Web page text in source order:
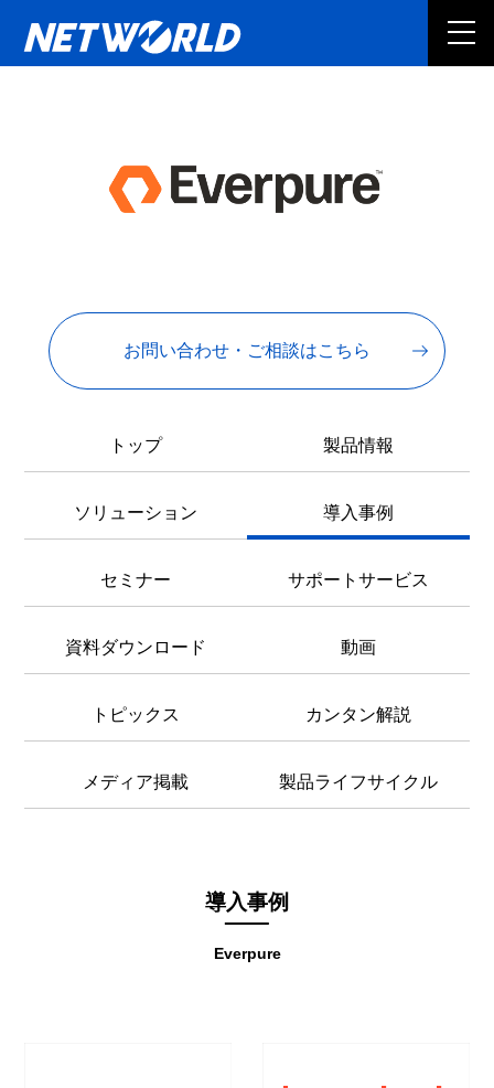
お問い合わせ・ご相談はこちら
トップ 製品情報
ソリューション 導入事例
セミナー サポートサービス
資料ダウンロード 動画
トピックス カンタン解説
メディア掲載 製品ライフサイクル
Everpure
導入事例